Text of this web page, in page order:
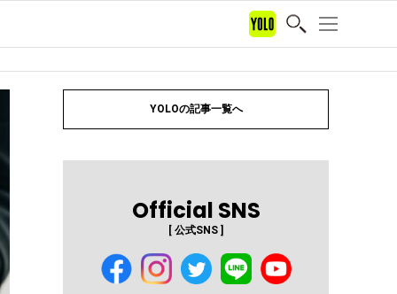
YOLOの記事一覧へ
Official SNS
[ 公式SNS ]